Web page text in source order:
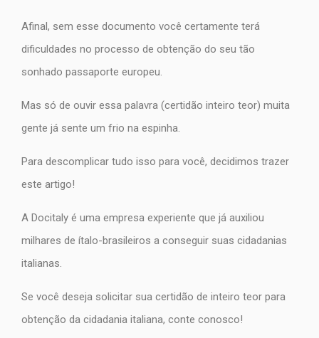
Afinal, sem esse documento você certamente terá
dificuldades no processo de obtenção do seu tão
sonhado passaporte europeu.
Mas só de ouvir essa palavra (certidão inteiro teor) muita
gente já sente um frio na espinha.
Para descomplicar tudo isso para você, decidimos trazer
este artigo!
A Docitaly é uma empresa experiente que já auxiliou
milhares de ítalo-brasileiros a conseguir suas cidadanias
italianas.
Se você deseja solicitar sua certidão de inteiro teor para
obtenção da cidadania italiana, conte conosco!